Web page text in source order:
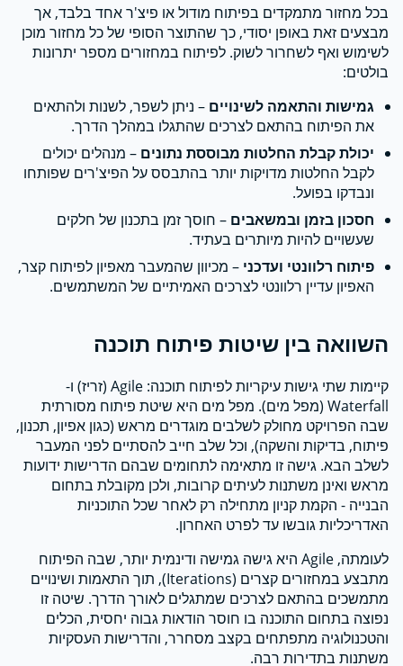
בכל מחזור מתמקדים בפיתוח מודול או פיצ'ר אחד בלבד, אך
מבצעים זאת באופן יסודי, כך שהתוצר הסופי של כל מחזור מוכן
לשימוש ואף לשחרור לשוק. לפיתוח במחזורים מספר יתרונות
בולטים:
גמישות והתאמה לשינויים – ניתן לשפר, לשנות ולהתאים
את הפיתוח בהתאם לצרכים שהתגלו במהלך הדרך.
יכולת קבלת החלטות מבוססת נתונים – מנהלים יכולים
לקבל החלטות מדויקות יותר בהתבסס על הפיצ'רים שפותחו
ונבדקו בפועל.
חסכון בזמן ובמשאבים – חוסך זמן בתכנון של חלקים
שעשויים להיות מיותרים בעתיד.
פיתוח רלוונטי ועדכני – מכיוון שהמעבר מאפיון לפיתוח קצר,
האפיון עדיין רלוונטי לצרכים האמיתיים של המשתמשים.
השוואה בין שיטות פיתוח תוכנה
קיימות שתי גישות עיקריות לפיתוח תוכנה: Agile (זריז) ו-
Waterfall (מפל מים). מפל מים היא שיטת פיתוח מסורתית
שבה הפרויקט מחולק לשלבים מוגדרים מראש (כגון אפיון, תכנון,
פיתוח, בדיקות והשקה), וכל שלב חייב להסתיים לפני המעבר
לשלב הבא. גישה זו מתאימה לתחומים שבהם הדרישות ידועות
מראש ואינן משתנות לעיתים קרובות, ולכן מקובלת בתחום
הבנייה - הקמת קניון מתחילה רק לאחר שכל התוכניות
האדריכליות גובשו עד לפרט האחרון.
לעומתה, Agile היא גישה גמישה ודינמית יותר, שבה הפיתוח
מתבצע במחזורים קצרים (Iterations), תוך התאמות ושינויים
מתמשכים בהתאם לצרכים שמתגלים לאורך הדרך. שיטה זו
נפוצה בתחום התוכנה בו חוסר הודאות גבוה יחסית, הכלים
והטכנולוגיה מתפתחים בקצב מסחרר, והדרישות העסקיות
משתנות בתדירות רבה.